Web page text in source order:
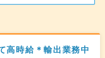
高時給＊輸出業務中